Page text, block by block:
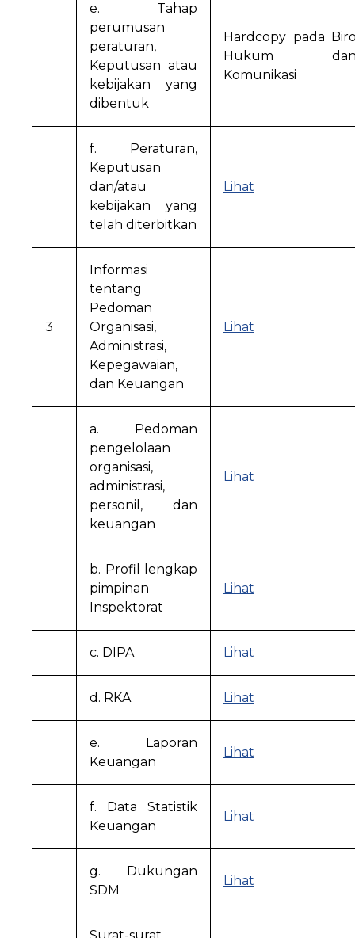
e. Tahap
perumusan
peraturan,
Keputusan atau
kebijakan yang
dibentuk
Hardcopy pada
Hukum
Komunikasi
f. Peraturan,
Keputusan
dan/atau
kebijakan yang
telah diterbitkan
Lihat
3
Informasi
tentang
Pedoman
Organisasi,
Administrasi,
Kepegawaian,
dan Keuangan
Lihat
a. Pedoman
pengelolaan
organisasi,
administrasi,
personil, dan
keuangan
Lihat
b. Profil lengkap
pimpinan
Inspektorat
Lihat
c. DIPA Lihat
d. RKA Lihat
e. Laporan
Keuangan
Lihat
f. Data Statistik
Keuangan
Lihat
g. Dukungan
SDM
Lihat